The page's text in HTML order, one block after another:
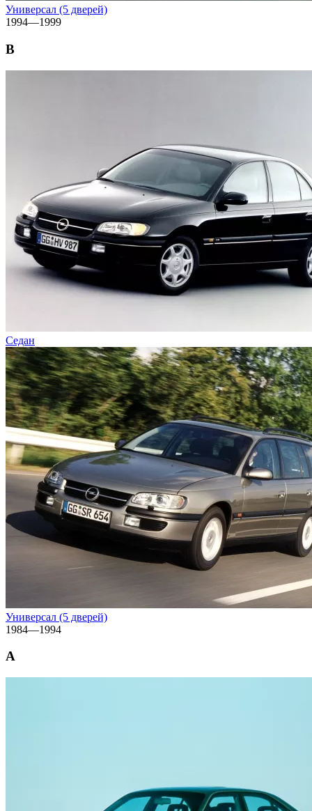
Универсал (5 дверей)
1994—1999
B
Седан
Универсал (5 дверей)
1984—1994
A